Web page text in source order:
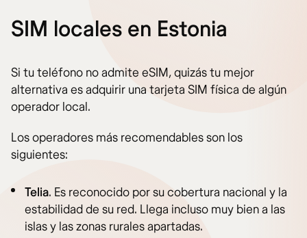
SIM locales en Estonia
Si tu teléfono no admite eSIM, quizás tu mejor
alternativa es adquirir una tarjeta SIM física de algún
operador local.
Los operadores más recomendables son los
siguientes:
Telia. Es reconocido por su cobertura nacional y la
estabilidad de su red. Llega incluso muy bien a las
islas y las zonas rurales apartadas.